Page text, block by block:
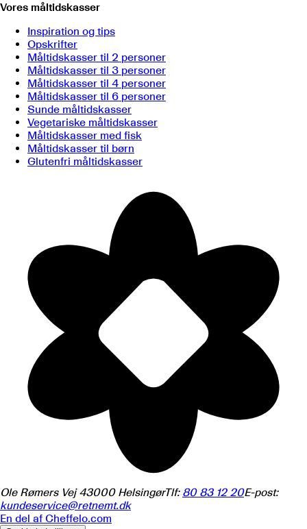
Vores måltidskasser
Inspiration og tips
Opskrifter
Måltidskasser til 2 personer
Måltidskasser til 3 personer
Måltidskasser til 4 personer
Måltidskasser til 6 personer
Sunde måltidskasser
Vegetariske måltidskasser
Måltidskasser med fisk
Måltidskasser til børn
Glutenfri måltidskasser
Ole Rømers Vej 43000 HelsingørTlf: 80 83 12 20E-post:
kundeservice@retnemt.dk
En del af Cheffelo.com